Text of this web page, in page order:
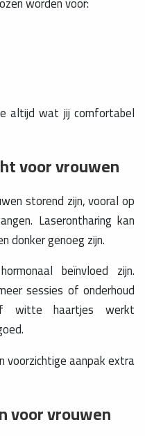
altijd wat jij comfortabel
voor vrouwen
storend zijn, vooral op
Laserontharing kan
donker genoeg zijn.
beïnvloed zijn.
sessies of onderhoud
witte haartjes werkt
voorzichtige aanpak extra
voor vrouwen